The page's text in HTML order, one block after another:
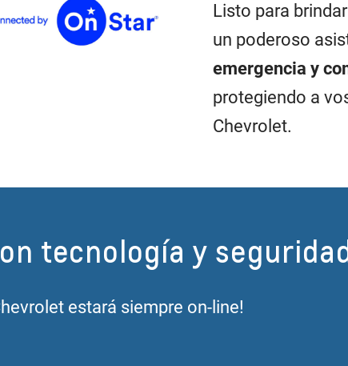
Listo para
un poderoso
emergencia y
protegiendo a
Chevrolet.
tecnología y
estará siempre on-line!